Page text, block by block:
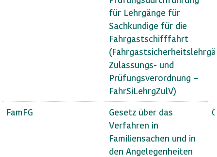
für Lehrgänge für
Sachkundige für die
Fahrgastschifffahrt
Zulassungs- und
Prüfungsverordnung –
FahrSiLehrgZulV)
FamFG
Gesetz über das
Verfahren in
Familiensachen und in
den Angelegenheiten